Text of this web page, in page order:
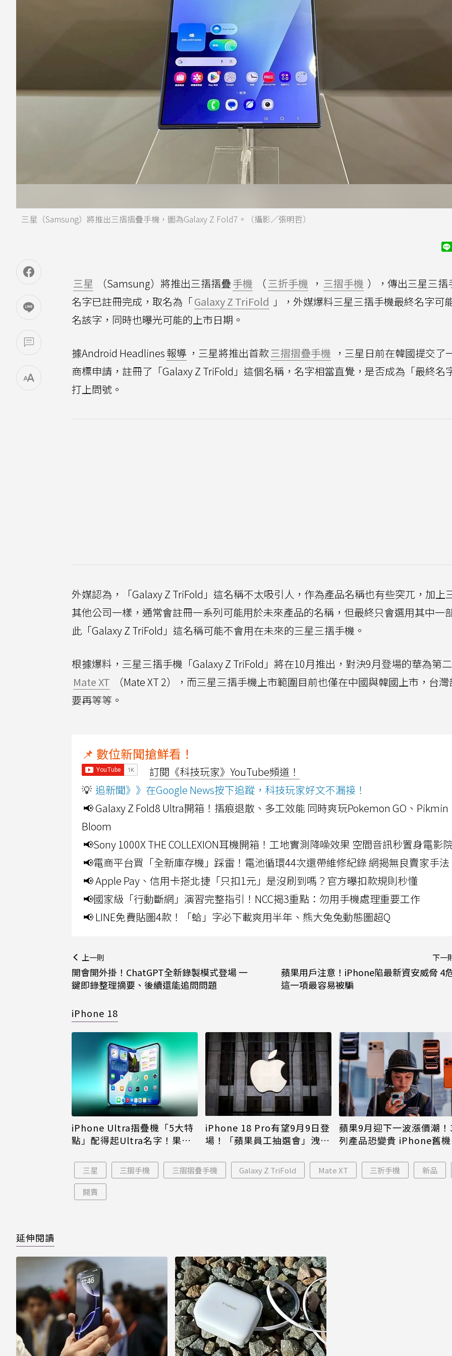
三星（Samsung）將推出三摺摺疊手機，圖為Galaxy Z Fold7。（攝影／張明哲）
三星 （Samsung）將推出三摺摺疊手機 （三折手機 ， 三摺手機 ），傳出三星三摺
名字已註冊完成，取名為「Galaxy Z TriFold 」，外媒爆料三星三摺手機最終名字可
名該字，同時也曝光可能的上市日期。
據Android Headlines報導 ，三星將推出首款三摺摺疊手機 ，三星日前在韓國提交了
商標申請，註冊了「Galaxy Z TriFold」這個名稱，名字相當直覺，是否成為「最終名
打上問號。
外媒認為，「Galaxy Z TriFold」這名稱不太吸引人，作為產品名稱也有些突兀，加上
其他公司一樣，通常會註冊一系列可能用於未來產品的名稱，但最終只會選用其中一
此「Galaxy Z TriFold」這名稱可能不會用在未來的三星三摺手機。
根據爆料，三星三摺手機「Galaxy Z TriFold」將在10月推出，對決9月登場的華為第
Mate XT
（Mate XT 2），而三星三摺手機上市範圍目前也僅在中國與韓國上市，台
要再等等。
📌 數位新聞搶鮮看！
訂閱《科技玩家》YouTube頻道！
💡 追新聞》》在Google News按下追蹤，科技玩家好文不漏接！
📢 Galaxy Z Fold8 Ultra開箱！摺痕退散、多工效能 同時爽玩Pokemon GO、Pikmin
Bloom
📢Sony 1000X THE COLLEXION耳機開箱！工地實測降噪效果 空間音訊秒置身電影
📢電商平台買「全新庫存機」踩雷！電池循環44次還帶維修紀錄 網揭無良賣家手法
📢 Apple Pay、信用卡搭北捷「只扣1元」是沒刷到嗎？官方曝扣款規則秒懂
📢國家級「行動斷網」演習完整指引！NCC揭3重點：勿用手機處理重要工作
📢 LINE免費貼圖4款！「蛤」字必下載爽用半年、熊大兔兔動態圖超Q
上一則
開會開外掛！ChatGPT全新錄製模式登場 一
鍵即錄整理摘要、後續還能追問問題
下一
蘋果用戶注意！iPhone陷最新資安威脅 4
這一項最容易被騙
iPhone 18
iPhone Ultra摺疊機「5大特
點」配得起Ultra名字！果粉
iPhone 18 Pro有望9月9日登
場！「蘋果員工抽選會」洩端
蘋果9月迎下一波漲價潮！
列產品恐變貴 iPhone舊機
三星 三摺手機 三摺摺疊手機 Galaxy Z TriFold Mate XT 三折手機 新品
開賣
延伸閱讀